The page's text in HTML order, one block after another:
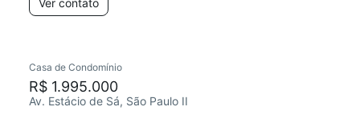
Ver contato
Casa de Condomínio
R$ 1.995.000
Av. Estácio de Sá, São Paulo II